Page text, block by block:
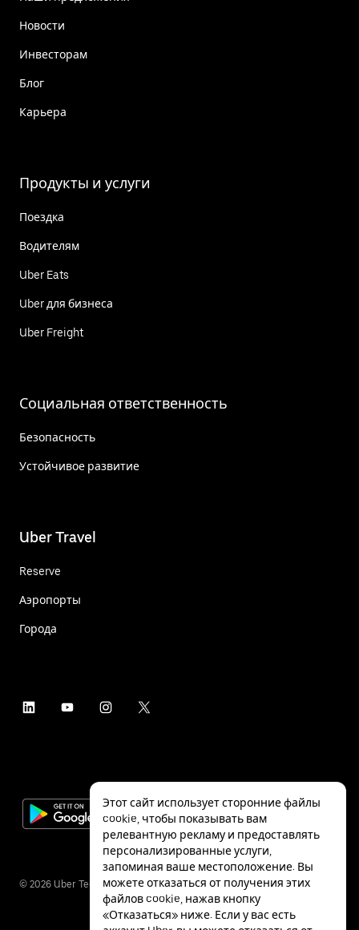
Новости
Инвесторам
Блог
Карьера
Продукты и услуги
Поездка
Водителям
Uber Eats
Uber для бизнеса
Uber Freight
Социальная ответственность
Безопасность
Устойчивое развитие
Uber Travel
Reserve
Аэропорты
Города
© 2026 Uber Technologies Inc.
Этот сайт использует сторонние файлы
cookie, чтобы показывать вам
релевантную рекламу и предоставлять
персонализированные услуги,
запоминая ваше местоположение. Вы
можете отказаться от получения этих
файлов cookie, нажав кнопку
«Отказаться» ниже. Если у вас есть